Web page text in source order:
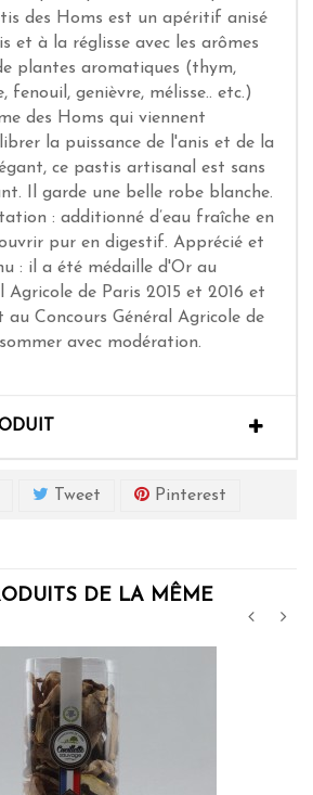
des Homs est un apéritif anisé
et à la réglisse avec les arômes
plantes aromatiques (thym,
fenouil, genièvre, mélisse.. etc.)
des Homs qui viennent
la puissance de l'anis et de la
ce pastis artisanal est sans
Il garde une belle robe blanche.
: additionné d’eau fraîche en
pur en digestif. Apprécié et
: il a été médaille d'Or au
Agricole de Paris 2015 et 2016 et
au Concours Général Agricole de
avec modération.
Tweet Pinterest
DE LA MÊME